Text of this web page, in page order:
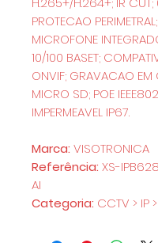
PROTECAO PERIMETRAL;
MICROFONE
10/100 BASET;
ONVIF; GRAVACAO EM
MICRO SD; POE
IMPERMEAVEL IP67.
Marca: VISOTRONICA
Referência: XS-
AI
Categoria: CCTV > IP